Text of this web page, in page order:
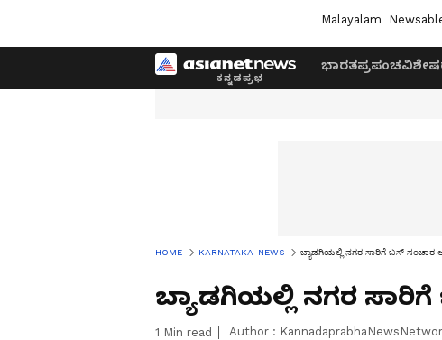
Malayalam
ಭಾರತಪ್ರಪಂಚವಿಶೇಷ
HOME KARNATAKA-NEWS ಬ್ಯಾಡಗಿಯಲ್ಲಿ ನಗರ ಸಾರಿಗೆ ಬಸ್ ಸಂಚಾರ
ಬ್ಯಾಡಗಿಯಲ್ಲಿ ನಗರ
1 Min read Author :